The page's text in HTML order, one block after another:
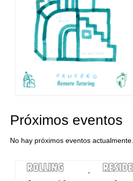
Próximos eventos
No hay próximos eventos actualmente.